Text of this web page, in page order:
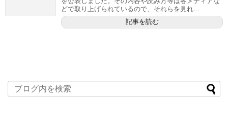
どで取り上げられているので、それらを見れ...
記事を読む